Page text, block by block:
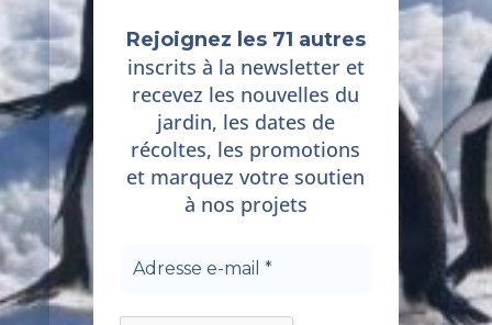
Rejoignez les 71 autres
inscrits à la newsletter et
recevez les nouvelles du
jardin, les dates de
récoltes, les promotions
et marquez votre soutien
à nos projets